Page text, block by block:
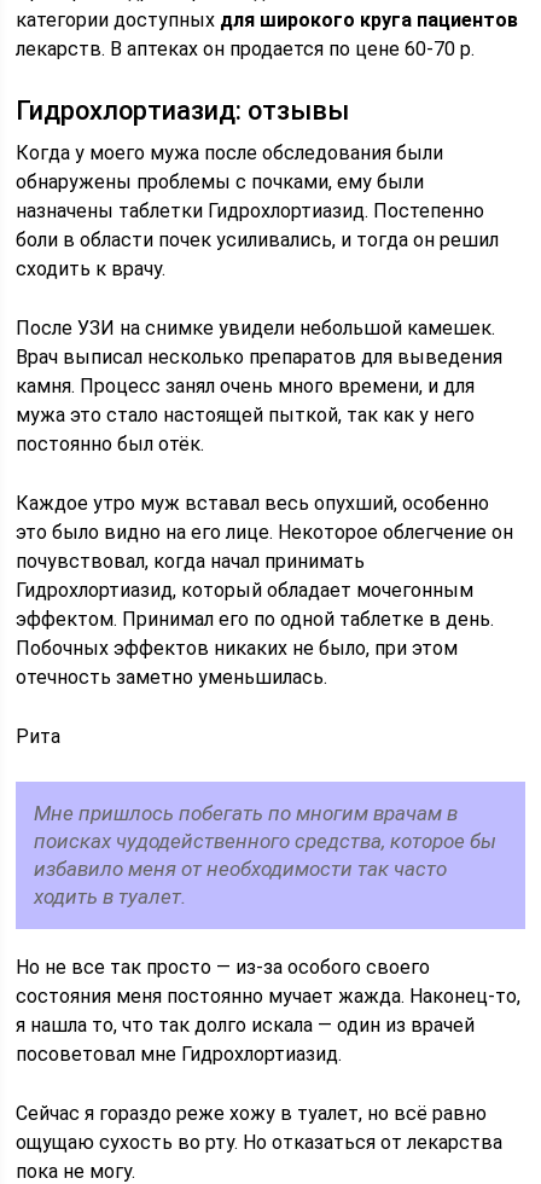
категории доступных для широкого круга пациентов
лекарств. В аптеках он продается по цене 60-70 р.
Гидрохлортиазид: отзывы
Когда у моего мужа после обследования были
обнаружены проблемы с почками, ему были
назначены таблетки Гидрохлортиазид. Постепенно
боли в области почек усиливались, и тогда он решил
сходить к врачу.
После УЗИ на снимке увидели небольшой камешек.
Врач выписал несколько препаратов для выведения
камня. Процесс занял очень много времени, и для
мужа это стало настоящей пыткой, так как у него
постоянно был отёк.
Каждое утро муж вставал весь опухший, особенно
это было видно на его лице. Некоторое облегчение он
почувствовал, когда начал принимать
Гидрохлортиазид, который обладает мочегонным
эффектом. Принимал его по одной таблетке в день.
Побочных эффектов никаких не было, при этом
отечность заметно уменьшилась.
Рита
Мне пришлось побегать по многим врачам в
поисках чудодейственного средства, которое бы
избавило меня от необходимости так часто
ходить в туалет.
Но не все так просто — из-за особого своего
состояния меня постоянно мучает жажда. Наконец-то,
я нашла то, что так долго искала — один из врачей
посоветовал мне Гидрохлортиазид.
Сейчас я гораздо реже хожу в туалет, но всё равно
ощущаю сухость во рту. Но отказаться от лекарства
пока не могу.